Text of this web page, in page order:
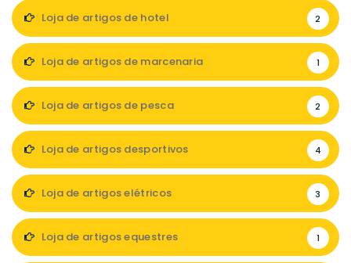
Loja de artigos de hotel 2
Loja de artigos de marcenaria 1
Loja de artigos de pesca 2
Loja de artigos desportivos 4
Loja de artigos elétricos 3
Loja de artigos equestres 1